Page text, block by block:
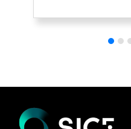
de su primer